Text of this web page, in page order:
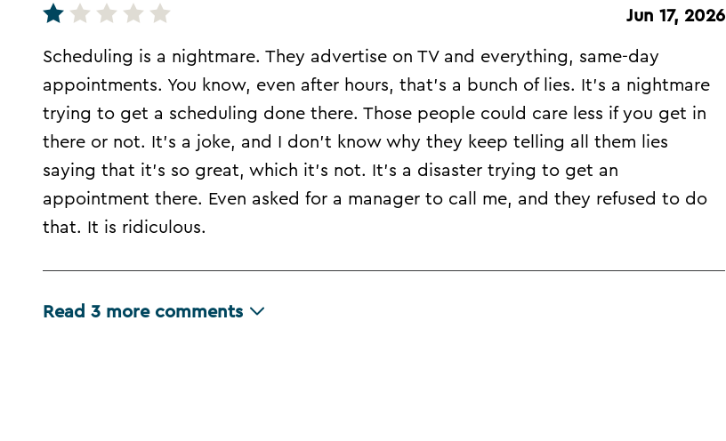
Jun 17, 2026
Scheduling is a nightmare. They advertise on TV and everything, same-day
appointments. You know, even after hours, that's a bunch of lies. It's a nightmare
trying to get a scheduling done there. Those people could care less if you get in
there or not. It's a joke, and I don't know why they keep telling all them lies
saying that it's so great, which it's not. It's a disaster trying to get an
appointment there. Even asked for a manager to call me, and they refused to do
that. It is ridiculous.
Read 3 more comments